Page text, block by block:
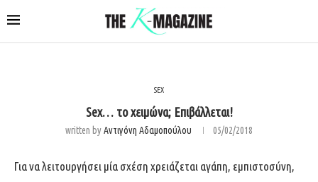
SEX
Sex… το χειμώνα; Επιβάλλεται!
written byΑντιγόνη Αδαμοπούλου 05/02/2018
Για να λειτουργήσει μία σχέση χρειάζεται αγάπη, εμπιστοσύνη,